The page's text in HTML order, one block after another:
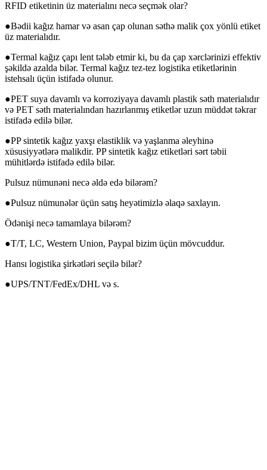
RFID etiketinin üz materialını necə seçmək olar?
●Bədii kağız hamar və asan çap olunan səthə malik çox yönlü etiket
üz materialıdır.
●Termal kağız çapı lent tələb etmir ki, bu da çap xərclərinizi effektiv
şəkildə azalda bilər. Termal kağız tez-tez logistika etiketlərinin
istehsalı üçün istifadə olunur.
●PET suya davamlı və korroziyaya davamlı plastik səth materialıdır
və PET səth materialından hazırlanmış etiketlər uzun müddət təkrar
istifadə edilə bilər.
●PP sintetik kağız yaxşı elastiklik və yaşlanma əleyhinə
xüsusiyyətlərə malikdir. PP sintetik kağız etiketləri sərt təbii
mühitlərdə istifadə edilə bilər.
Pulsuz nümunəni necə əldə edə bilərəm?
●Pulsuz nümunələr üçün satış heyətimizlə əlaqə saxlayın.
Ödənişi necə tamamlaya bilərəm?
●T/T, LC, Western Union, Paypal bizim üçün mövcuddur.
Hansı logistika şirkətləri seçilə bilər?
●UPS/TNT/FedEx/DHL və s.